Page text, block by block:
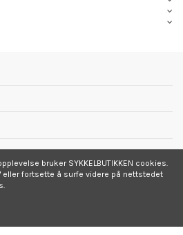
bruker SYKKELBUTIKKEN cookies.
eller fortsette å surfe videre på nettstedet